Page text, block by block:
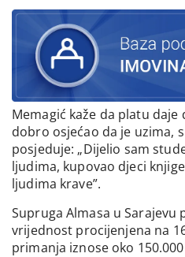
Memagić kaže da platu
dobro osjećao da je uzima,
posjeduje: „Dijelio sam
ljudima, kupovao djeci
ljudima krave”.
Supruga Almasa u Sarajevu
vrijednost procijenjena na
primanja iznose oko 150.000